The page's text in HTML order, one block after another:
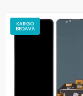
KARGO
BEDAVA